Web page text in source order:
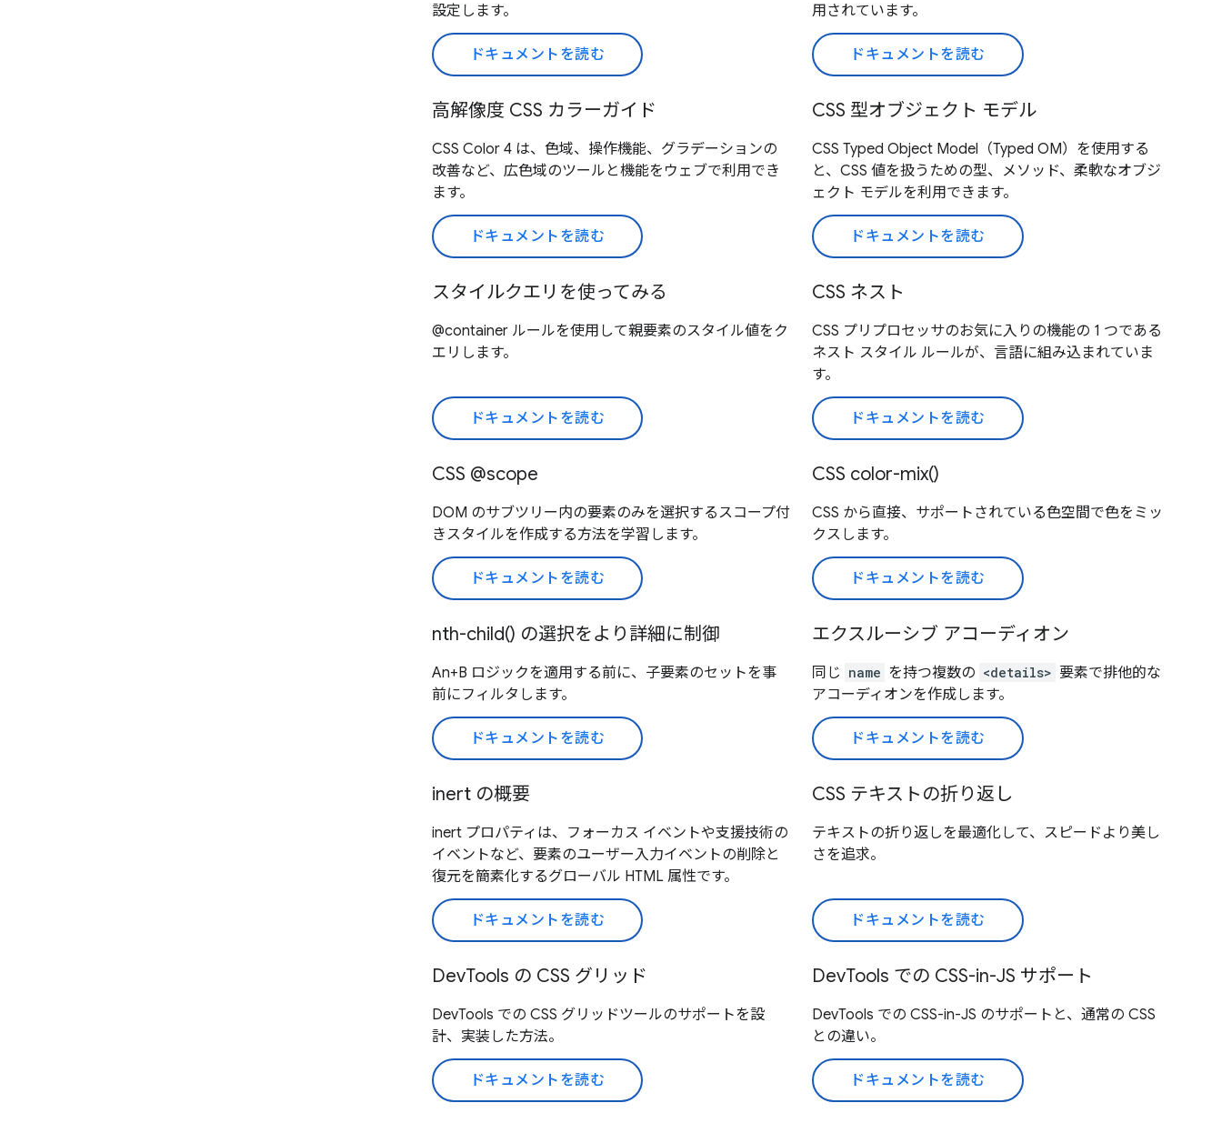
設定します。
ドキュメントを読む
用されています。
ドキュメントを読む
高解像度 CSS カラーガイド
CSS Color 4 は、色域、操作機能、グラデーションの
改善など、広色域のツールと機能をウェブで利用でき
ます。
ドキュメントを読む
CSS 型オブジェクト モデル
CSS Typed Object Model（Typed OM）を使用する
と、CSS 値を扱うための型、メソッド、柔軟なオブジ
ェクト モデルを利用できます。
ドキュメントを読む
スタイルクエリを使ってみる
@container ルールを使用して親要素のスタイル値をク
エリします。
ドキュメントを読む
CSS ネスト
CSS プリプロセッサのお気に入りの機能の 1 つである
ネスト スタイル ルールが、言語に組み込まれていま
す。
ドキュメントを読む
CSS @scope
DOM のサブツリー内の要素のみを選択するスコープ付
きスタイルを作成する方法を学習します。
ドキュメントを読む
CSS color-mix()
CSS から直接、サポートされている色空間で色をミッ
クスします。
ドキュメントを読む
nth-child() の選択をより詳細に制御
An+B ロジックを適用する前に、子要素のセットを事
前にフィルタします。
ドキュメントを読む
エクスルーシブ アコーディオン
同じ name を持つ複数の <details> 要素で排他的な
アコーディオンを作成します。
ドキュメントを読む
inert の概要
inert プロパティは、フォーカス イベントや支援技術の
イベントなど、要素のユーザー入力イベントの削除と
復元を簡素化するグローバル HTML 属性です。
ドキュメントを読む
CSS テキストの折り返し
テキストの折り返しを最適化して、スピードより美し
さを追求。
ドキュメントを読む
DevTools の CSS グリッド
DevTools での CSS グリッドツールのサポートを設
計、実装した方法。
ドキュメントを読む
DevTools での CSS-in-JS サポート
DevTools での CSS-in-JS のサポートと、通常の CSS
との違い。
ドキュメントを読む